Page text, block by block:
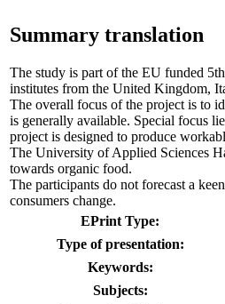
Summary translation
The study is part of the EU funded
institutes from the United Kingdom,
The overall focus of the project is to
is generally available. Special focus
project is designed to produce
The University of Applied Sciences
towards organic food.
The participants do not forecast a
consumers change.
EPrint Type:
Type of presentation:
Keywords:
Subjects: